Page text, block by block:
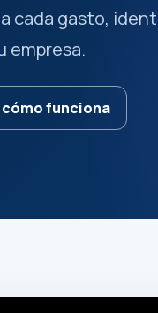
cada gasto,
empresa.
cómo funciona